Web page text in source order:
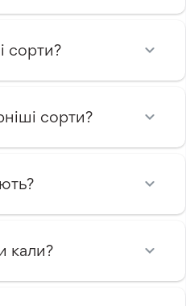
сорти?
сорти?
кали?